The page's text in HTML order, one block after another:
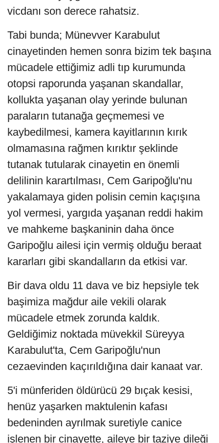
vicdanı son derece rahatsiz.
Tabi bunda; Münevver Karabulut
cinayetinden hemen sonra bizim tek başına
mücadele ettiğimiz adli tıp kurumunda
otopsi raporunda yaşanan skandallar,
kollukta yaşanan olay yerinde bulunan
paraların tutanağa geçmemesi ve
kaybedilmesi, kamera kayitlarının kırık
olmamasına rağmen kırıktır şeklinde
tutanak tutularak cinayetin en önemli
delilinin karartılması, Cem Garipoğlu'nu
yakalamaya giden polisin cemin kaçışına
yol vermesi, yargıda yaşanan reddi hakim
ve mahkeme başkaninin daha önce
Garipoğlu ailesi için vermiş olduğu beraat
kararları gibi skandalların da etkisi var.
Bir dava oldu 11 dava ve biz hepsiyle tek
başimiza mağdur aile vekili olarak
mücadele etmek zorunda kaldık.
Geldiğimiz noktada müvekkil Süreyya
Karabulut'ta, Cem Garipoğlu'nun
cezaevinden kaçırıldığına dair kanaat var.
5'i münferiden öldürücü 29 bıçak kesisi,
henüz yaşarken maktulenin kafası
bedeninden ayrılmak suretiyle canice
işlenen bir cinayette, aileye bir taziye dileği